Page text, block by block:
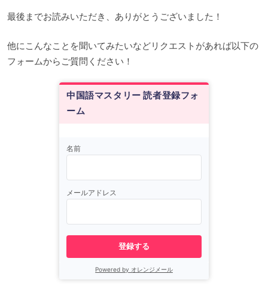
最後までお読みいただき、ありがとうございました！
他にこんなことを聞いてみたいなどリクエストがあれば以下の
フォームからご質問ください！
中国語マスタリー 読者登録フォ
ーム
名前
メールアドレス
登録する
Powered by オレンジメール